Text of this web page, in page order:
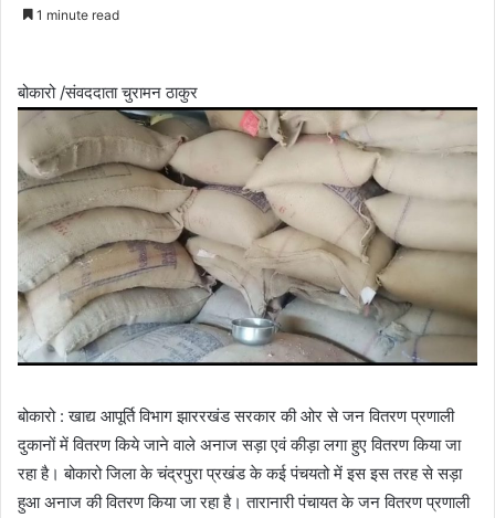
1 minute read
बोकारो /संवददाता चुरामन ठाकुर
बोकारो : खाद्य आपूर्ति विभाग झाररखंड सरकार की ओर से जन वितरण प्रणाली
दुकानों में वितरण किये जाने वाले अनाज सड़ा एवं कीड़ा लगा हुए वितरण किया जा
रहा है। बोकारो जिला के चंद्रपुरा प्रखंड के कई पंचयतो में इस इस तरह से सड़ा
हुआ अनाज की वितरण किया जा रहा है। तारानारी पंचायत के जन वितरण प्रणाली